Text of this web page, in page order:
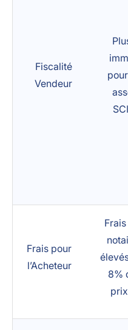
Fiscalité
Vendeur
Frais pour
l’Acheteur
8%